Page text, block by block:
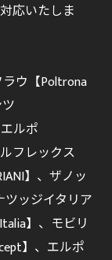
応いたしま
ウ【Poltrona
ルポ
フレックス
】、ザノッ
ツッジイタリア
】、モビリ
】、エルポ